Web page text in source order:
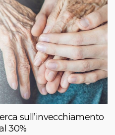
sull’invecchiamento
30%